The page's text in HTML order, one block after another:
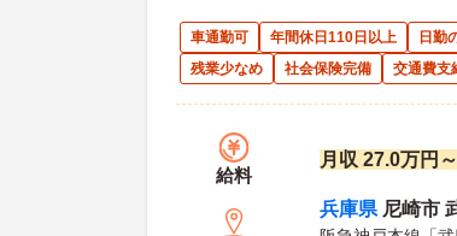
車通勤可 年間休日110日以上 日勤
残業少なめ
社会保険完備 交通費支
給料
月収 27.0万円
兵庫県 尼崎市